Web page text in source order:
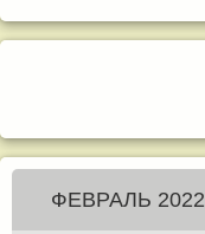
ФЕВРАЛЬ 2022